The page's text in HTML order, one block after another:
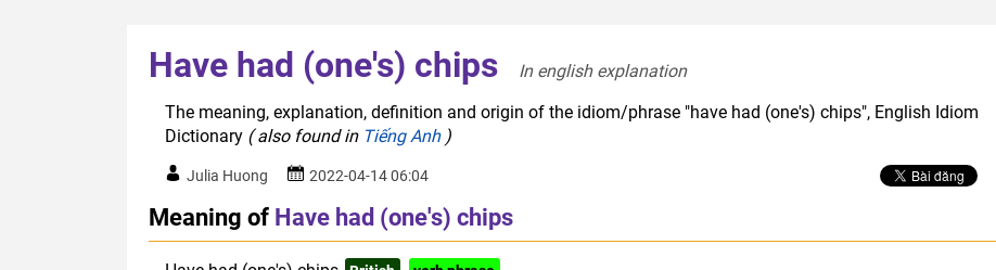
Have had (one's) chips
In english explanation
The meaning, explanation, definition and origin of the idiom/phrase "have had (one's) chips", English Idiom
Dictionary ( also found in Tiếng Anh)
Julia Huong 2022-04-14 06:04
Meaning of Have had (one's) chips